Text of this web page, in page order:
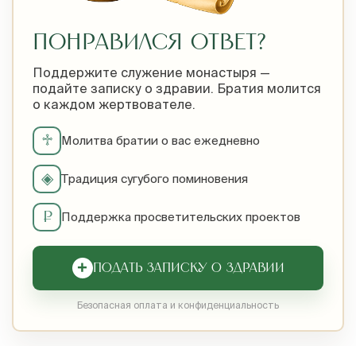
ПОНРАВИЛСЯ ОТВЕТ?
Поддержите служение монастыря —
подайте записку о здравии. Братия молится
о каждом жертвователе.
♱ Молитва братии о вас ежедневно
◈ Традиция сугубого поминовения
₽ Поддержка просветительских проектов
+ ПОДАТЬ ЗАПИСКУ О ЗДРАВИИ
Безопасная оплата и конфиденциальность